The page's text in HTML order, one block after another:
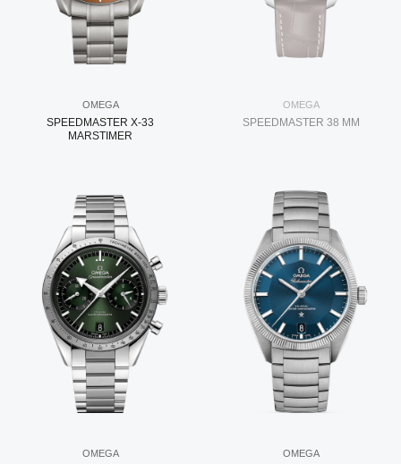
OMEGA
SPEEDMASTER X-33
MARSTIMER
OMEGA
SPEEDMASTER 38 MM
OMEGA OMEGA